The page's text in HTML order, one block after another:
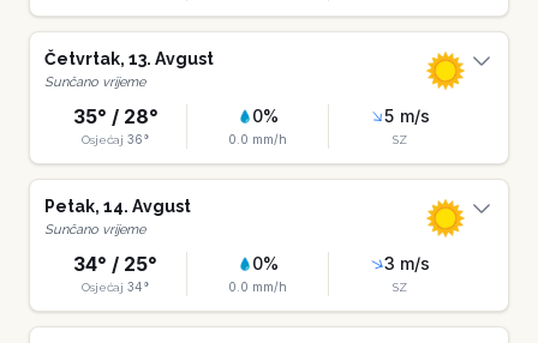
Četvrtak, 13. Avgust
Sunčano vrijeme
35° / 28°
Osjećaj 36°
0%
0.0 mm/h
5 m/s
SZ
Petak, 14. Avgust
Sunčano vrijeme
34° / 25°
Osjećaj 34°
0%
0.0 mm/h
3 m/s
SZ